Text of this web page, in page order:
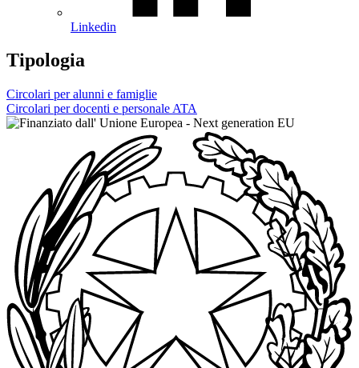
Linkedin
Tipologia
Circolari per alunni e famiglie
Circolari per docenti e personale ATA